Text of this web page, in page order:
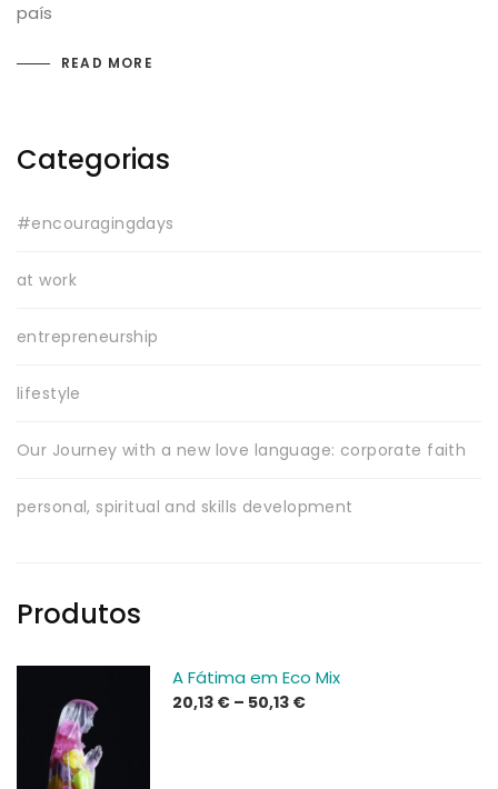
país
READ MORE
Categorias
#encouragingdays
at work
entrepreneurship
lifestyle
Our Journey with a new love language: corporate faith
personal, spiritual and skills development
Produtos
A Fátima em Eco Mix
20,13 € – 50,13 €Price